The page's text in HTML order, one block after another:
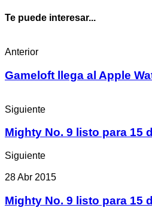
Te puede interesar...
Anterior
Gameloft llega al Apple
Siguiente
Mighty No. 9 listo para 15
Siguiente
28 Abr 2015
Mighty No. 9 listo para 15